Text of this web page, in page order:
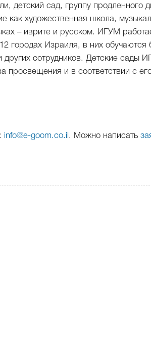
детский сад, группу продленного
как художественная школа,
– иврите и русском. ИГУМ
городах Израиля, в них обучаются
других сотрудников. Детские сады
просвещения и в соответствии с
info@e-goom.co.il . Можно написать